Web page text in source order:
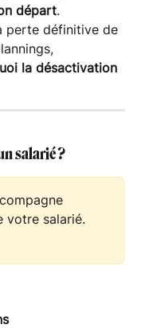
départ.
perte définitive de
la désactivation
salarié ?
votre salarié.